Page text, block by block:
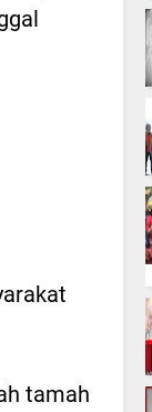
tamah